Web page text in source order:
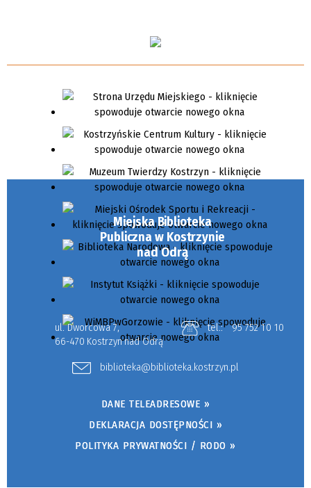
Miejska Biblioteka
Publiczna w Kostrzynie
nad Odrą
ul. Dworcowa 7,
66-470 Kostrzyn nad Odrą
tel.: 95 752 10 10
biblioteka@biblioteka.kostrzyn.pl
DANE TELEADRESOWE »
DEKLARACJA DOSTĘPNOŚCI »
POLITYKA PRYWATNOŚCI / RODO »